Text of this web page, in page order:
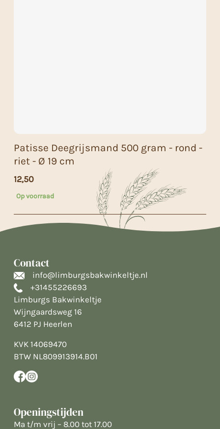
Patisse Deegrijsmand 500 gram - rond -
riet - Ø 19 cm
12,50
Op voorraad
Contact
info@limburgsbakwinkeltje.nl
+31455226693
Limburgs Bakwinkeltje
Wijngaardsweg 16
6412 PJ Heerlen
KVK 14069470
BTW NL809913914.B01
Openingstijden
Ma t/m vrij – 8.00 tot 17.00